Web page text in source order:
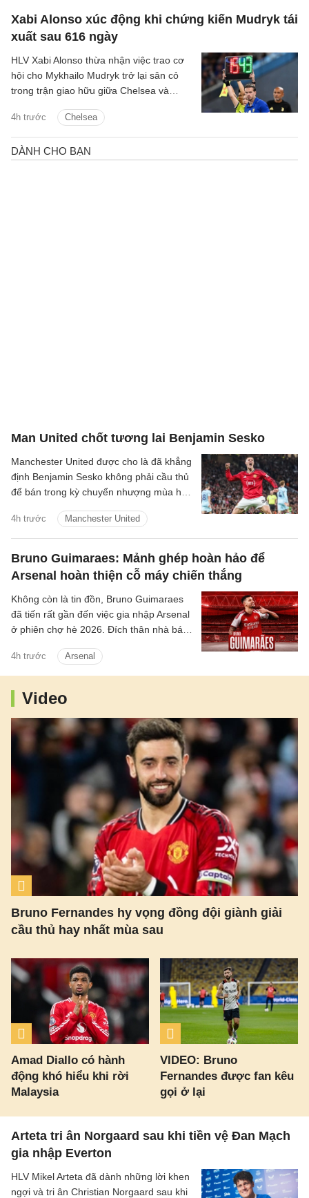
Xabi Alonso xúc động khi chứng kiến Mudryk tái
xuất sau 616 ngày
4h trước Chelsea
HLV Xabi Alonso thừa nhận việc trao cơ
hội cho Mykhailo Mudryk trở lại sân cỏ
trong trận giao hữu giữa Chelsea và
xúc đối với toàn đội.
Man United chốt tương lai Benjamin Sesko
4h trước Manchester United
Manchester United được cho là đã khẳng
định Benjamin Sesko không phải cầu thủ
để bán trong kỳ chuyển nhượng mùa hè
mẽ từ Bayern Munich và Barcelona.
Bruno Guimaraes: Mảnh ghép hoàn hảo để
Arsenal hoàn thiện cỗ máy chiến thắng
4h trước Arsenal
Không còn là tin đồn, Bruno Guimaraes
đã tiến rất gần đến việc gia nhập Arsenal
ở phiên chợ hè 2026. Đích thân nhà báo
nhận thương vụ sắp sửa được hoàn tất.
Dự kiến theo lịch tiền vệ người Brazil sẽ
bay về London trong hôm nay, bắt đầu
buổi kiểm tra y tế và hoàn tất các thủ tục
còn lại để chuẩn bị cho ra mắt đội bóng
mới.
Video
Bruno Fernandes hy vọng đồng đội giành giải
cầu thủ hay nhất mùa sau
Amad Diallo có hành
động khó hiểu khi rời
Malaysia
VIDEO: Bruno
Fernandes được fan kêu
gọi ở lại
Arteta tri ân Norgaard sau khi tiền vệ Đan Mạch
gia nhập Everton
HLV Mikel Arteta đã dành những lời khen
ngợi và tri ân Christian Norgaard sau khi